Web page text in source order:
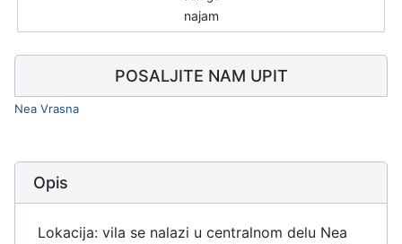
najam
POSALJITE NAM UPIT
Nea Vrasna
Opis
Lokacija: vila se nalazi u centralnom delu Nea